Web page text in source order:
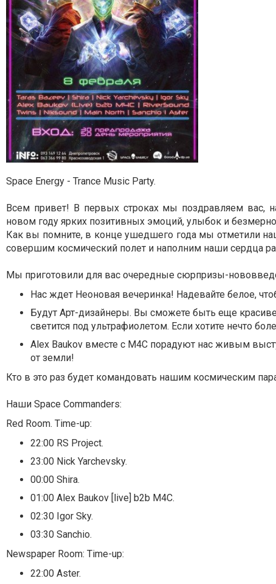
Space Energy - Trance Music Party.
Всем привет! В первых строках мы поздравляем
новом году ярких позитивных эмоций, улыбок и
Как вы помните, в конце ушедшего года мы отметили
совершим космический полет и наполним наши сердца
Мы приготовили для вас очередные сюрпризы-
Нас ждет Неоновая вечеринка! Надевайте белое,
Будут Арт-дизайнеры. Вы сможете быть еще
светится под ультрафиолетом. Если хотите нечто
Alex Baukov вместе с М4С порадуют нас живым
от земли!
Кто в это раз будет командовать нашим космическим
Наши Space Commanders:
Red Room. Time-up:
22:00 RS Project.
23:00 Nick Yarchevsky.
00:00 Shira.
01:00 Alex Baukov [live] b2b M4C.
02:30 Igor Sky.
03:30 Sanchio.
Newspaper Room: Time-up:
22:00 Aster.